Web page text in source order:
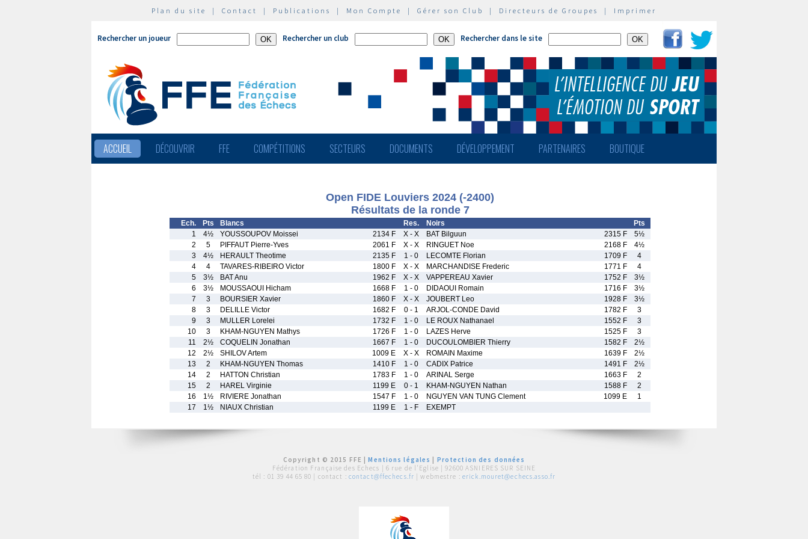
Plan du site | Contact | Publications | Mon Compte | Gérer son Club | Directeurs de Groupes | Imprimer
Rechercher un joueur Rechercher un club Rechercher dans le site
ACCUEIL DÉCOUVRIR FFE COMPÉTITIONS SECTEURS DOCUMENTS DÉVELOPPEMENT PARTENAIRES BOUTIQUE
Open FIDE Louviers 2024 (-2400)
Résultats de la ronde 7
Ech. Pts Blancs Res. Noirs
Pts
1
4½ YOUSSOUPOV Moissei 2134 F X - X BAT Bilguun 2315 F
5½
2
5 PIFFAUT Pierre-Yves 2061 F X - X RINGUET Noe 2168 F
4½
3
4½ HERAULT Theotime 2135 F 1 - 0 LECOMTE Florian 1709 F
4
4
4 TAVARES-RIBEIRO Victor 1800 F X - X MARCHANDISE Frederic 1771 F
4
5
3½ BAT Anu 1962 F X - X VAPPEREAU Xavier 1752 F
3½
6
3½ MOUSSAOUI Hicham 1668 F 1 - 0 DIDAOUI Romain 1716 F
3½
7
3 BOURSIER Xavier 1860 F X - X JOUBERT Leo 1928 F
3½
8
3 DELILLE Victor 1682 F 0 - 1 ARJOL-CONDE David 1782 F
3
9
3 MULLER Lorelei 1732 F 1 - 0 LE ROUX Nathanael 1552 F
3
10
3 KHAM-NGUYEN Mathys 1726 F 1 - 0 LAZES Herve 1525 F
3
11
2½ COQUELIN Jonathan 1667 F 1 - 0 DUCOULOMBIER Thierry 1582 F
2½
12
2½ SHILOV Artem 1009 E X - X ROMAIN Maxime 1639 F
2½
13
2 KHAM-NGUYEN Thomas 1410 F 1 - 0 CADIX Patrice 1491 F
2½
14
2 HATTON Christian 1783 F 1 - 0 ARINAL Serge 1663 F
2
15
2 HAREL Virginie 1199 E 0 - 1 KHAM-NGUYEN Nathan 1588 F
2
16
1½ RIVIERE Jonathan 1547 F 1 - 0 NGUYEN VAN TUNG Clement 1099 E
1
17
1½ NIAUX Christian 1199 E 1 - F EXEMPT
Copyright © 2015 FFE |Mentions légales
Protection des données
Fédération Française des Echecs | 6 rue de l'Eglise | 92600 ASNIERES SUR SEINE
tél : 01 39 44 65 80 | contact : contact@ffechecs.fr | webmestre : erick.mouret@echecs.asso.fr